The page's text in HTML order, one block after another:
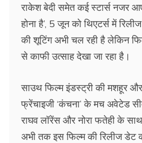
राकेश बेदी समेत कई स्टार्स नजर
होना है’, 5 जून को थिएटर्स में
की शूटिंग अभी चल रही है लेकिन
से काफी उत्साह देखा जा रहा है।
साउथ फिल्म इंडस्ट्री की मशहूर
फ्रेंचाइजी ‘कंचना’ के मच अवेटेड
राघव लॉरेंस और नोरा फतेही के
अभी तक इस फिल्‍म की रिलीज डेट